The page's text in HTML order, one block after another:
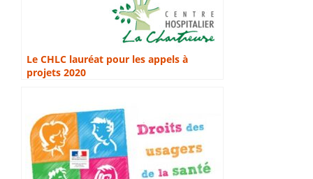
Le CHLC lauréat pour les appels à
projets 2020